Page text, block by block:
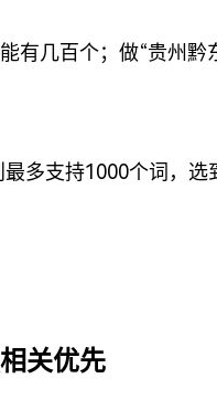
有几百个；做“贵州黔
多支持1000个词，选
关优先